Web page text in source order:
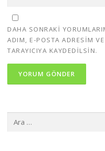
DAHA SONRAKI
ADIM, E-POSTA ADRESIM
TARAYICIYA KAYDEDILSIN.